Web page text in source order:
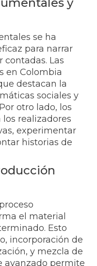
se ha
para narrar
contadas. Las
en Colombia
destacan la
sociales y
otro lado, los
realizadores
experimentar
historias de
el material
Esto
incorporación de
y mezcla de
avanzado permite